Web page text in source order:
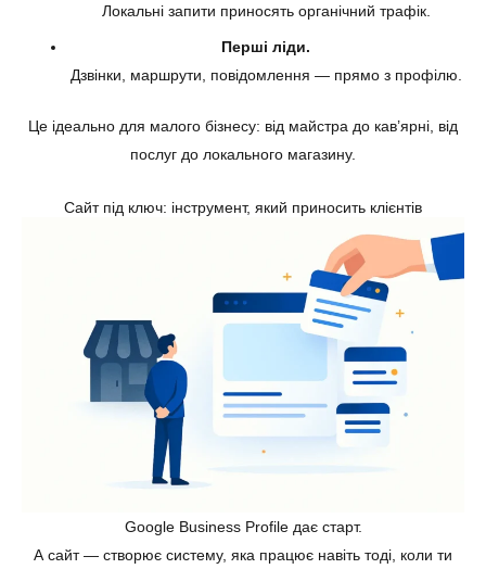
Локальні запити приносять органічний трафік.
Перші ліди.
Дзвінки, маршрути, повідомлення — прямо з профілю.
Це ідеально для малого бізнесу: від майстра до кав’ярні, від
послуг до локального магазину.
Сайт під ключ: інструмент, який приносить клієнтів
Google Business Profile дає старт.
А сайт — створює систему, яка працює навіть тоді, коли ти